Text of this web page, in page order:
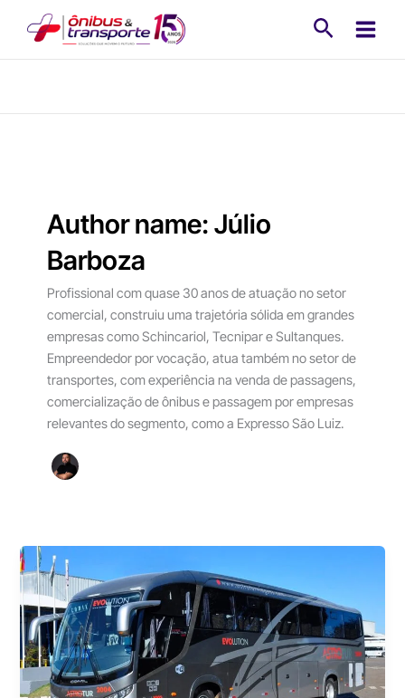
Author name: Júlio
Barboza
Profissional com quase 30 anos de atuação no setor
comercial, construiu uma trajetória sólida em grandes
empresas como Schincariol, Tecnipar e Sultanques.
Empreendedor por vocação, atua também no setor de
transportes, com experiência na venda de passagens,
comercialização de ônibus e passagem por empresas
relevantes do segmento, como a Expresso São Luiz.